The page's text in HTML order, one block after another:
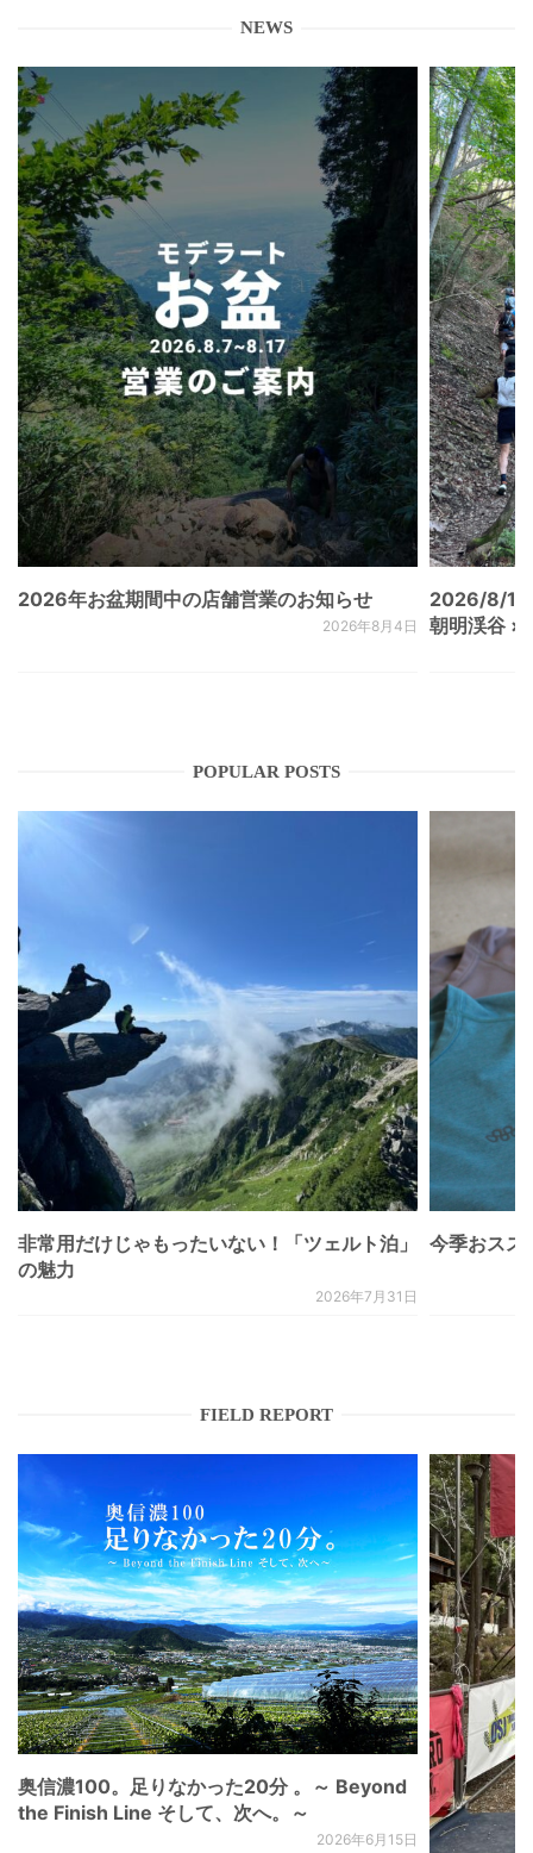
NEWS
2026年お盆期間中の店舗営業のお知らせ
2026年8月4日
2026/8/
朝明渓谷 ×
POPULAR POSTS
非常用だけじゃもったいない！「ツェルト泊」
の魅力
2026年7月31日
今季おスス
FIELD REPORT
奥信濃100。足りなかった20分 。～ Beyond
the Finish Line そして、次へ。～
2026年6月15日